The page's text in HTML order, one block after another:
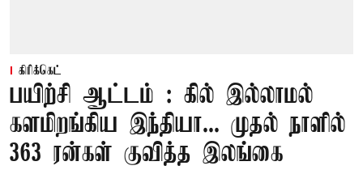
கிரிக்கெட்
பயிற்சி ஆட்டம் : கில் இல்லாமல்
களமிறங்கிய இந்தியா... முதல் நாளில்
363 ரன்கள் குவித்த இலங்கை